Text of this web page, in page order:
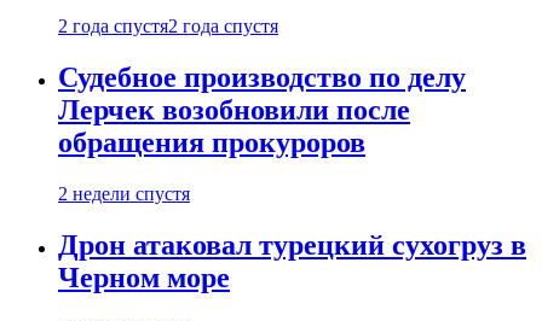
2 года спустя2 года спустя
Судебное производство по делу
Лерчек возобновили после
обращения прокуроров
2 недели спустя
Дрон атаковал турецкий сухогруз в
Черном море